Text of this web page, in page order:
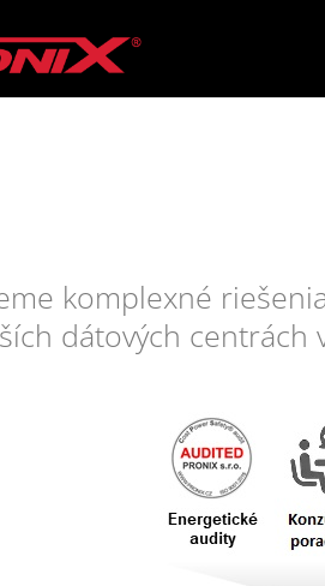
komplexné
dátových centrách